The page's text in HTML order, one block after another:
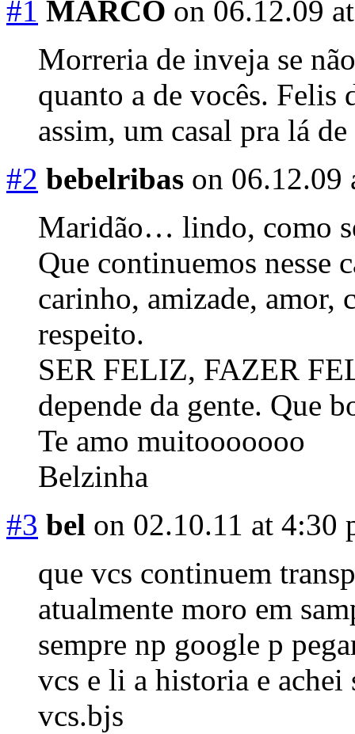
#1 MARCO on 06.12.09
Morreria de inveja se
quanto a de vocês. Felis
assim, um casal pra lá
#2 bebelribas on 06.12.09
Maridão… lindo, como
Que continuemos nesse
carinho, amizade, amor,
respeito.
SER FELIZ, FAZER
depende da gente. Que
Te amo muitooooooo
Belzinha
#3 bel on 02.10.11 at 4:30
que vcs continuem
atualmente moro em
sempre np google p
vcs e li a historia e
vcs.bjs